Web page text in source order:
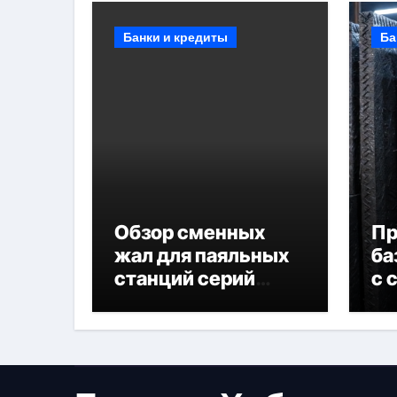
Банки и кредиты
Обзор сменных
жал для паяльных
станций серий
с